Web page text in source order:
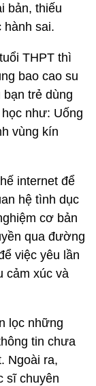
bản, thiếu
sai.
THPT thì
bao cao su
trẻ dùng
như: Uống
vùng kín
internet để
hệ tình dục
cơ bản
qua đường
việc yêu lần
cảm xúc và
lọc những
tin chưa
Ngoài ra,
sĩ chuyên